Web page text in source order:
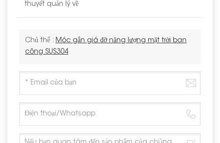
thuyết quản lý về
Chủ thể : Móc gắn giá đỡ năng lượng mặt trời ban
công SUS304